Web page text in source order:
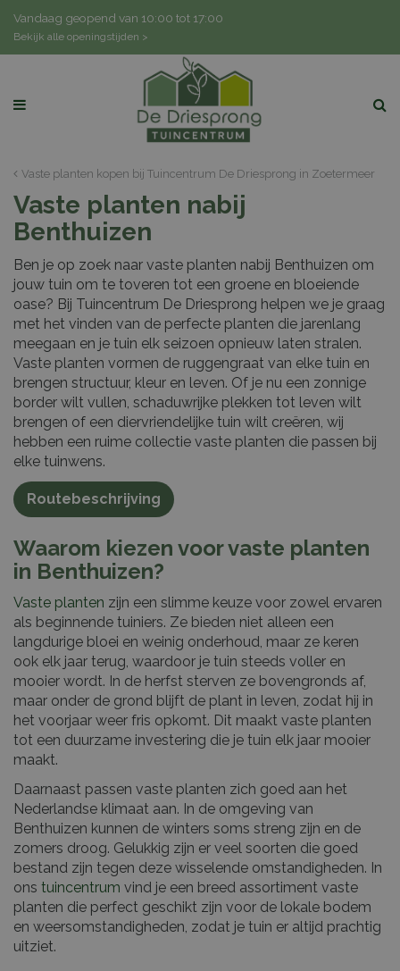
Vaste planten kopen bij Tuincentrum De Driesprong in Zoetermeer
Vandaag geopend van 10:00 tot 17:00
Bekijk alle openingstijden >
Vaste planten nabij
Benthuizen
Ben je op zoek naar vaste planten nabij Benthuizen om
jouw tuin om te toveren tot een groene en bloeiende
oase? Bij Tuincentrum De Driesprong helpen we je graag
met het vinden van de perfecte planten die jarenlang
meegaan en je tuin elk seizoen opnieuw laten stralen.
Vaste planten vormen de ruggengraat van elke tuin en
brengen structuur, kleur en leven. Of je nu een zonnige
border wilt vullen, schaduwrijke plekken tot leven wilt
brengen of een diervriendelijke tuin wilt creëren, wij
hebben een ruime collectie vaste planten die passen bij
elke tuinwens.
Routebeschrijving
Waarom kiezen voor vaste planten
in Benthuizen?
Vaste planten zijn een slimme keuze voor zowel ervaren
als beginnende tuiniers. Ze bieden niet alleen een
langdurige bloei en weinig onderhoud, maar ze keren
ook elk jaar terug, waardoor je tuin steeds voller en
mooier wordt. In de herfst sterven ze bovengronds af,
maar onder de grond blijft de plant in leven, zodat hij in
het voorjaar weer fris opkomt. Dit maakt vaste planten
tot een duurzame investering die je tuin elk jaar mooier
maakt.
Daarnaast passen vaste planten zich goed aan het
Nederlandse klimaat aan. In de omgeving van
Benthuizen kunnen de winters soms streng zijn en de
zomers droog. Gelukkig zijn er veel soorten die goed
bestand zijn tegen deze wisselende omstandigheden. In
ons tuincentrum vind je een breed assortiment vaste
planten die perfect geschikt zijn voor de lokale bodem
en weersomstandigheden, zodat je tuin er altijd prachtig
uitziet.